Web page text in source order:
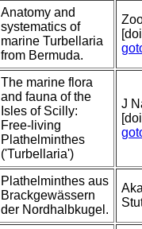
Anatomy and
systematics of
marine Turbellaria
from Bermuda.
The marine flora
and fauna of the
Isles of Scilly:
Free-living
Plathelminthes
('Turbellaria')
J
Plathelminthes aus
Brackgewässern
der Nordhalbkugel.